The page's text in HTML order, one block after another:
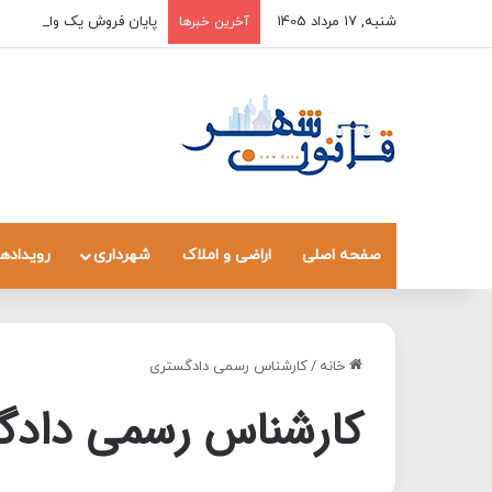
شنبه, 17 مرداد 1405 آخرین خبرها پایان فروش یک واحد به
صفحه اصلی اراضی و املاک شهرداری
خانه /کارشناس رسمی دادگستری
کارشناس رسمی